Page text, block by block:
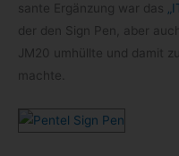
sante Ergän­zung war das
der den Sign Pen, aber
JM20 umhüllte und damit
machte.